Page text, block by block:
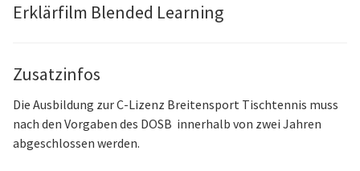
Erklärfilm Blended Learning
Zusatzinfos
Die Ausbildung zur C-Lizenz Breitensport Tischtennis muss
nach den Vorgaben des DOSB innerhalb von zwei Jahren
abgeschlossen werden.